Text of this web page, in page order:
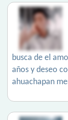
busca de el
años y deseo
ahuachapan